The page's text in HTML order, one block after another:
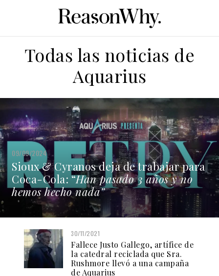
Todas las noticias de
Aquarius
09/09/2024
Sioux & Cyranos deja de trabajar para
Coca-Cola: “Han pasado 3 años y no
hemos hecho nada”
30/11/2021
Fallece Justo Gallego, artífice de
la catedral reciclada que Sra.
Rushmore llevó a una campaña
de Aquarius